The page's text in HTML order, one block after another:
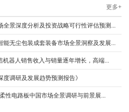
更多+
全景深度分析及投资战略可行性评估预测...
能无尘包装成套装备市场全景洞察及发展...
机器人销售收入与销量逐年增长，高端...
度调研及发展趋势预测报告》
性电路板中国市场全景调研与前景展...